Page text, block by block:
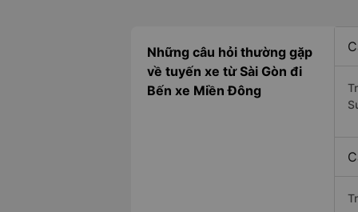
Những câu hỏi thường gặp
về tuyến xe từ Sài Gòn đi
Bến xe Miền Đông